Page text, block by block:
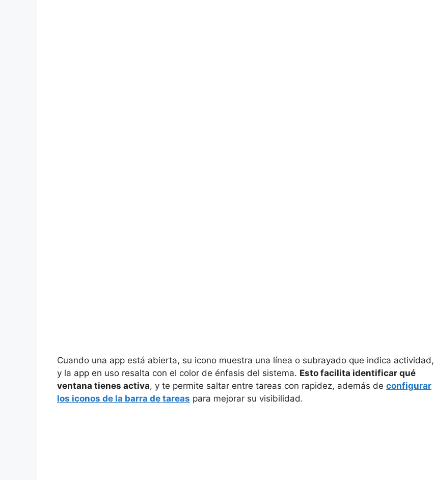
Cuando una app está abierta, su icono muestra una línea o subrayado que indica actividad,
y la app en uso resalta con el color de énfasis del sistema. Esto facilita identificar qué
ventana tienes activa, y te permite saltar entre tareas con rapidez, además de configurar
los iconos de la barra de tareas para mejorar su visibilidad.